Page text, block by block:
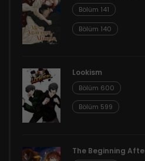
Bölüm 141
Bölüm 140
Lookism
Bölüm 600
Bölüm 599
The Beginning